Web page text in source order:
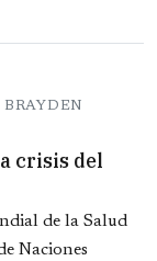
crisis del
de la Salud
Naciones